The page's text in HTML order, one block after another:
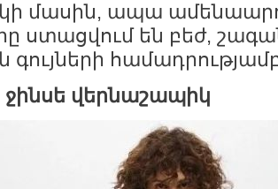
մասին, ապա
ստացվում են բեժ,
գույների
վերնաշապիկ